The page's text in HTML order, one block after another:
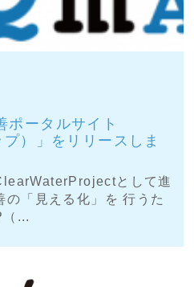
ポータルサイト
）」をリリースしま
として進
の「見える化」を 行うた
...